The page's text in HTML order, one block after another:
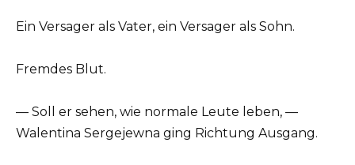
Ein Versager als Vater, ein Versager als Sohn.
Fremdes Blut.
— Soll er sehen, wie normale Leute leben, —
Walentina Sergejewna ging Richtung Ausgang.